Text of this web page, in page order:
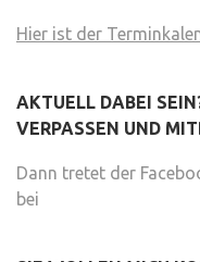
Hier ist der
AKTUELL DABEI
VERPASSEN UND
Dann tretet der
bei